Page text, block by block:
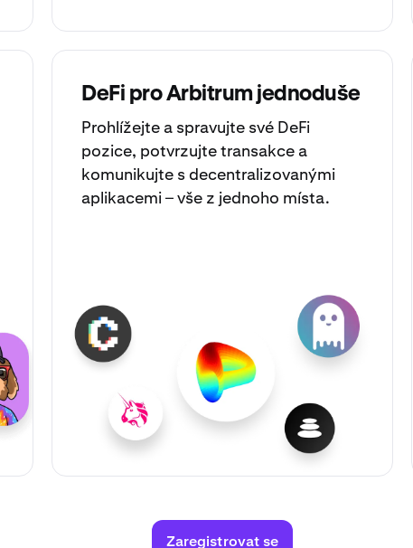
DeFi pro Arbitrum jednoduše
Prohlížejte a spravujte své DeFi
pozice, potvrzujte transakce a
komunikujte s decentralizovanými
aplikacemi – vše z jednoho místa.
Zaregistrovat se